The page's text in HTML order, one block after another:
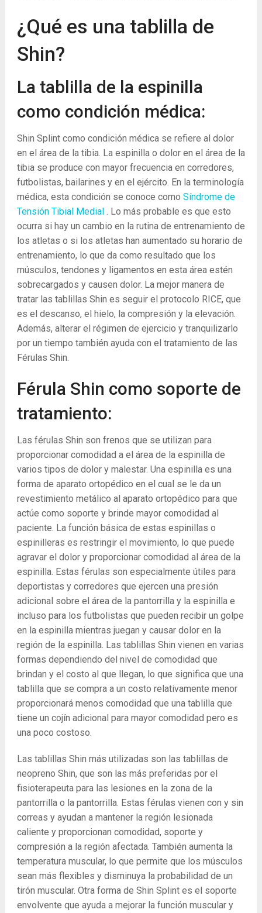
¿Qué es una tablilla de
Shin?
La tablilla de la espinilla
como condición médica:
Shin Splint como condición médica se refiere al dolor
en el área de la tibia. La espinilla o dolor en el área de la
tibia se produce con mayor frecuencia en corredores,
futbolistas, bailarines y en el ejército. En la terminología
médica, esta condición se conoce como Síndrome de
Tensión Tibial Medial . Lo más probable es que esto
ocurra si hay un cambio en la rutina de entrenamiento de
los atletas o si los atletas han aumentado su horario de
entrenamiento, lo que da como resultado que los
músculos, tendones y ligamentos en esta área estén
sobrecargados y causen dolor. La mejor manera de
tratar las tablillas Shin es seguir el protocolo RICE, que
es el descanso, el hielo, la compresión y la elevación.
Además, alterar el régimen de ejercicio y tranquilizarlo
por un tiempo también ayuda con el tratamiento de las
Férulas Shin.
Férula Shin como soporte de
tratamiento:
Las férulas Shin son frenos que se utilizan para
proporcionar comodidad a el área de la espinilla de
varios tipos de dolor y malestar. Una espinilla es una
forma de aparato ortopédico en el cual se le da un
revestimiento metálico al aparato ortopédico para que
actúe como soporte y brinde mayor comodidad al
paciente. La función básica de estas espinillas o
espinilleras es restringir el movimiento, lo que puede
agravar el dolor y proporcionar comodidad al área de la
espinilla. Estas férulas son especialmente útiles para
deportistas y corredores que ejercen una presión
adicional sobre el área de la pantorrilla y la espinilla e
incluso para los futbolistas que pueden recibir un golpe
en la espinilla mientras juegan y causar dolor en la
región de la espinilla. Las tablillas Shin vienen en varias
formas dependiendo del nivel de comodidad que
brindan y el costo al que llegan, lo que significa que una
tablilla que se compra a un costo relativamente menor
proporcionará menos comodidad que una tablilla que
tiene un cojín adicional para mayor comodidad pero es
una poco costoso.
Las tablillas Shin más utilizadas son las tablillas de
neopreno Shin, que son las más preferidas por el
fisioterapeuta para las lesiones en la zona de la
pantorrilla o la pantorrilla. Estas férulas vienen con y sin
correas y ayudan a mantener la región lesionada
caliente y proporcionan comodidad, soporte y
compresión a la región afectada. También aumenta la
temperatura muscular, lo que permite que los músculos
sean más flexibles y disminuya la probabilidad de un
tirón muscular. Otra forma de Shin Splint es el soporte
envolvente que ayuda a mejorar la función muscular y